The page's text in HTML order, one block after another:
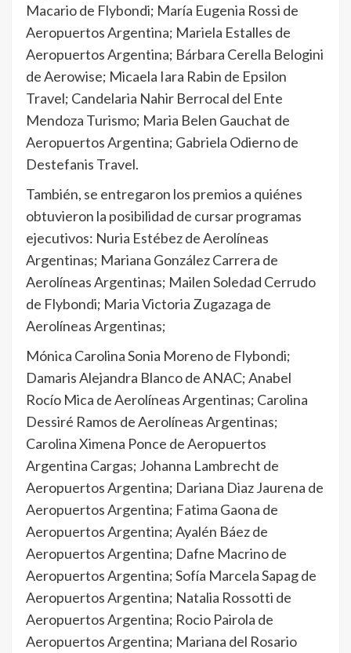
Macario de Flybondi; María Eugenia Rossi de
Aeropuertos Argentina; Mariela Estalles de
Aeropuertos Argentina; Bárbara Cerella Belogini
de Aerowise; Micaela Iara Rabin de Epsilon
Travel; Candelaria Nahir Berrocal del Ente
Mendoza Turismo; Maria Belen Gauchat de
Aeropuertos Argentina; Gabriela Odierno de
Destefanis Travel.
También, se entregaron los premios a quiénes
obtuvieron la posibilidad de cursar programas
ejecutivos: Nuria Estébez de Aerolíneas
Argentinas; Mariana González Carrera de
Aerolíneas Argentinas; Mailen Soledad Cerrudo
de Flybondi; Maria Victoria Zugazaga de
Aerolíneas Argentinas;
Mónica Carolina Sonia Moreno de Flybondi;
Damaris Alejandra Blanco de ANAC; Anabel
Rocío Mica de Aerolíneas Argentinas; Carolina
Dessiré Ramos de Aerolíneas Argentinas;
Carolina Ximena Ponce de Aeropuertos
Argentina Cargas; Johanna Lambrecht de
Aeropuertos Argentina; Dariana Diaz Jaurena de
Aeropuertos Argentina; Fatima Gaona de
Aeropuertos Argentina; Ayalén Báez de
Aeropuertos Argentina; Dafne Macrino de
Aeropuertos Argentina; Sofía Marcela Sapag de
Aeropuertos Argentina; Natalia Rossotti de
Aeropuertos Argentina; Rocio Pairola de
Aeropuertos Argentina; Mariana del Rosario